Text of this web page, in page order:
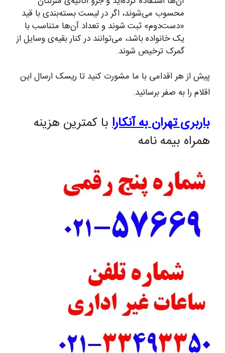
محسوب می‌شوند، اگر در لیست بسته‌بندی با قید
«دست‌دوم» ثبت شوند و تعداد آن‌ها متناسب با
یک خانواده باشد، می‌توانند در کنار بقیه‌ی وسایل از
گمرک ترخیص شوند.
پیش از هر اقدامی با ما مشورت کنید تا ریسک ارسال این
اقلام را به صفر برسانید.
باربری تهران به آنکارا با کمترین هزینه
همراه بیمه نامه